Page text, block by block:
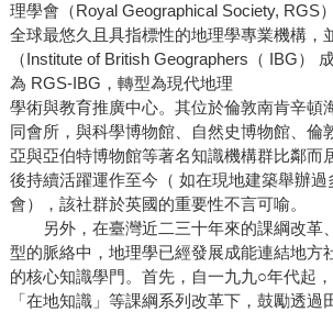
理學會（Royal Geographical Society, RGS
全球最悠久且具指標性的地理學專業機構，
（Institute of British Geographers（ IBG）
為 RGS-IBG，轉型為現代地理
學術與教育推廣中心。其位於倫敦南肯辛頓
同會所，與科學博物館、自然史博物館、倫
亞與亞伯特博物館等著名知識機構群比鄰而
後持續活躍運作至今（ 如在現地建築舉辦
會），該社群於英國的重要性不言可喻。
另外，在臺灣近二三十年來的課綱改革
型的脈絡中，地理學已經發展成能連結地方
的核心知識學門。首先，自一九九○年代起
「在地知識」等課綱系列改革下，鼓勵透過